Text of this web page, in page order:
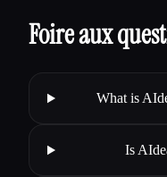
Foire aux
What is
Is